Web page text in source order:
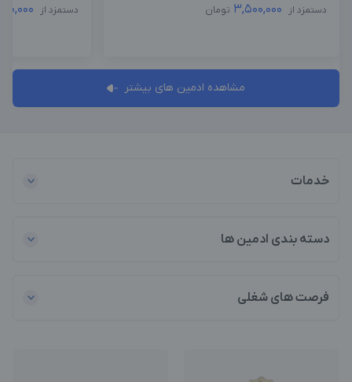
دستمزد از 3,500,000 تومان دستمزد از
مشاهده ادمین های بیشتر
خدمات
دسته بندی ادمین ها
فرصت های شغلی